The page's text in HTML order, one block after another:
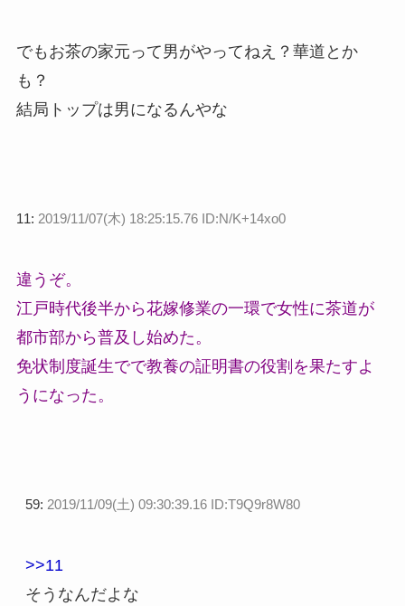
でもお茶の家元って男がやってねえ？華道とか
も？
結局トップは男になるんやな
11: 2019/11/07(木) 18:25:15.76 ID:N/K+14xo0
違うぞ。
江戸時代後半から花嫁修業の一環で女性に茶道が
都市部から普及し始めた。
免状制度誕生でで教養の証明書の役割を果たすよ
うになった。
59: 2019/11/09(土) 09:30:39.16 ID:T9Q9r8W80
>>11
そうなんだよな